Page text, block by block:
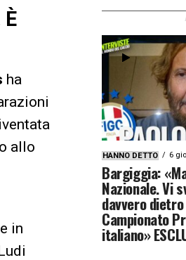
ha
allo
in
HANNO DETTO 6
Bargiggia:
Nazionale. Vi
davvero
Campionato
italiano»